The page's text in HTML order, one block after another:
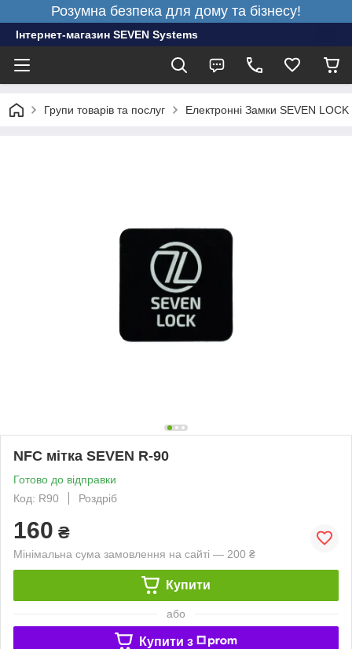
Розумна безпека для дому та бізнесу!
Інтернет-магазин SEVEN Systems
Групи товарів та послуг Електронні Замки SEVEN LOCK
NFC мітка SEVEN R-90
Готово до відправки
Код: R90
Роздріб
160 ₴
Мінімальна сума замовлення на сайті — 200 ₴
Купити
або
Купити з